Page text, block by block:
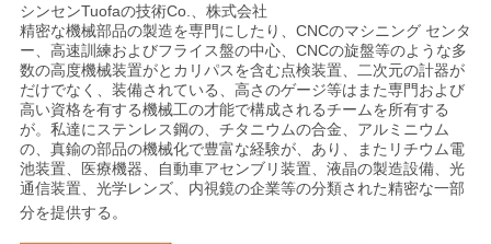
シンセンTuofaの技術Co.、株式会社
精密な機械部品の製造を専門にしたり、CNCのマシニング センタ
ー、高速訓練およびフライス盤の中心、CNCの旋盤等のような多
数の高度機械装置がとカリパスを含む点検装置、二次元の計器が
だけでなく、装備されている、高さのゲージ等はまた専門および
高い資格を有する機械工の才能で構成されるチームを所有する
が。私達にステンレス鋼の、チタニウムの合金、アルミニウム
の、真鍮の部品の機械化で豊富な経験が、あり、またリチウム電
池装置、医療機器、自動車アセンブリ装置、液晶の製造設備、光
通信装置、光学レンズ、内視鏡の企業等の分類された精密な一部
分を提供する 。